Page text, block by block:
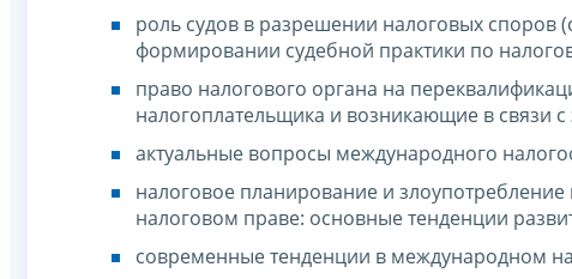
роль судов в разрешении налоговых споров
формировании судебной практики по
право налогового органа на
налогоплательщика и возникающие в связи
актуальные вопросы международного
налоговое планирование и
налоговом праве: основные тенденции
современные тенденции в международном